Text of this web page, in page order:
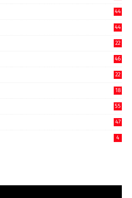
44
44
22
46
22
18
55
47
4